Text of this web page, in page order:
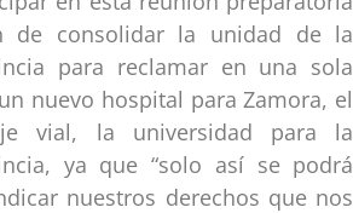
de consolidar la unidad de la
para reclamar en una sola
nuevo hospital para Zamora, el
vial, la universidad para la
ya que “solo así se podrá
nuestros derechos que nos